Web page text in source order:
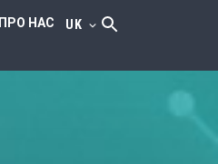
ПРО НАС UK